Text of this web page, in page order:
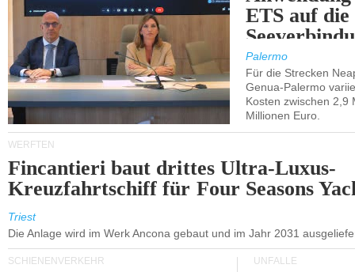
ETS auf die
Palermo
Für die Strecken
Genua-Palermo
Kosten zwischen 2,9
Millionen Euro.
WERFTEN
Fincantieri baut drittes Ultra-Luxus-
Kreuzfahrtschiff für Four Seasons
Triest
Die Anlage wird im Werk Ancona gebaut und im Jahr 2031
SCHIENENVERKEHR UNFÄLLE